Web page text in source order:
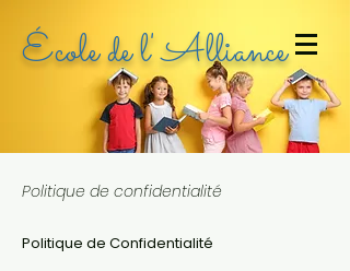
École de l' Alliance
Politique de confidentialité
Politique de Confidentialité